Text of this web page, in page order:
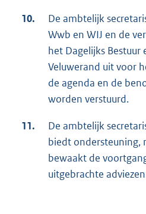
10.
De ambtelijk
Wwb en WIJ en de
het Dagelijks Bestuur
Veluwerand uit voor
de agenda en de
worden verstuurd.
11.
De ambtelijk
biedt ondersteuning,
bewaakt de
uitgebrachte